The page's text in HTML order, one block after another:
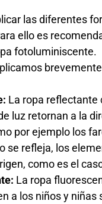
las diferentes
ello es
fotoluminiscente.
La ropa reflectante
luz retornan a la
por ejemplo los
se refleja, los
como es el
La ropa
a los niños y